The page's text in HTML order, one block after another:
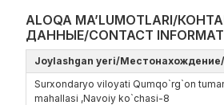
ALOQA MA’LUMOTLARI/
ДАННЫЕ/CONTACT
Joylashgan yeri/
Surxondaryo viloyati Qumqo`rg`on
mahallasi ,Navoiy ko`chasi-8